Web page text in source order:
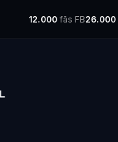
12.000 fãs FB26.000